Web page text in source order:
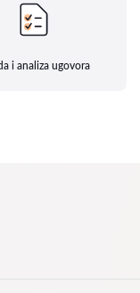
i analiza ugovora